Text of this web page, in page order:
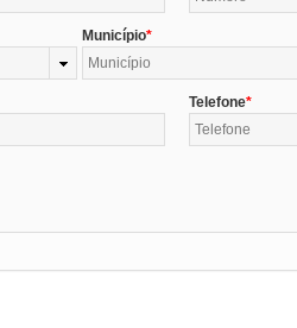
Município
Telefone